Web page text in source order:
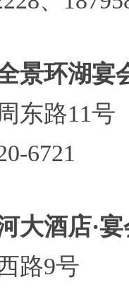
景环湖宴
东路11号
6721
大酒店·
路9号